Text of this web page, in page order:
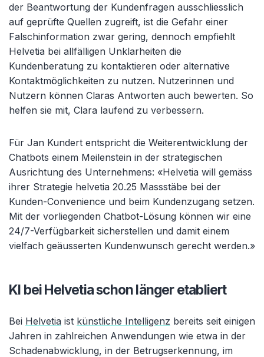
der Beantwortung der Kundenfragen ausschliesslich
auf geprüfte Quellen zugreift, ist die Gefahr einer
Falschinformation zwar gering, dennoch empfiehlt
Helvetia bei allfälligen Unklarheiten die
Kundenberatung zu kontaktieren oder alternative
Kontaktmöglichkeiten zu nutzen. Nutzerinnen und
Nutzern können Claras Antworten auch bewerten. So
helfen sie mit, Clara laufend zu verbessern.
Für Jan Kundert entspricht die Weiterentwicklung der
Chatbots einem Meilenstein in der strategischen
Ausrichtung des Unternehmens: «Helvetia will gemäss
ihrer Strategie helvetia 20.25 Massstäbe bei der
Kunden-Convenience und beim Kundenzugang setzen.
Mit der vorliegenden Chatbot-Lösung können wir eine
24/7-Verfügbarkeit sicherstellen und damit einem
vielfach geäusserten Kundenwunsch gerecht werden.»
KI bei Helvetia schon länger etabliert
Bei Helvetia ist künstliche Intelligenz bereits seit einigen
Jahren in zahlreichen Anwendungen wie etwa in der
Schadenabwicklung, in der Betrugserkennung, im